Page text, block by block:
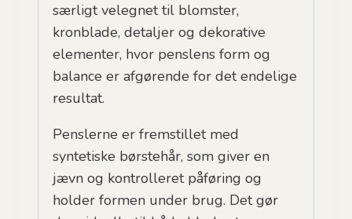
særligt velegnet til blomster,
kronblade, detaljer og dekorative
elementer, hvor penslens form og
balance er afgørende for det endelige
resultat.
Penslerne er fremstillet med
syntetiske børstehår, som giver en
jævn og kontrolleret påføring og
holder formen under brug. Det gør